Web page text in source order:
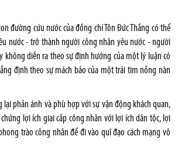
đường cứu nước của đồng chí Tôn Đức Thắng có thể
nước - trở thành người công nhân yêu nước - người
không diễn ra theo sự định hướng của một lý luận có
định theo sự mách bảo của một trái tim nồng nàn
phản ánh và phù hợp với sự vận động khách quan,
lợi ích giai cấp công nhân với lợi ích dân tộc, lợi
trào công nhân để đi vào quĩ đạo cách mạng vô